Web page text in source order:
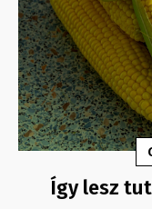
Így lesz